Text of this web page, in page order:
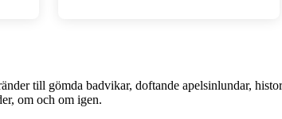
till gömda badvikar, doftande apelsinlundar,
om och om igen.